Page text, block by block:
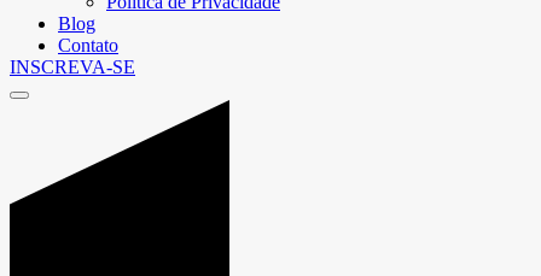
Blog
Contato
INSCREVA-SE